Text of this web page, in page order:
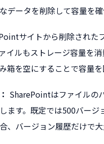
データを削除して容量を
サイトから削除された
イルもストレージ容量を
箱を空にすることで容量を
SharePointはファイルの
ます。既定では500バー
、バージョン履歴だけで